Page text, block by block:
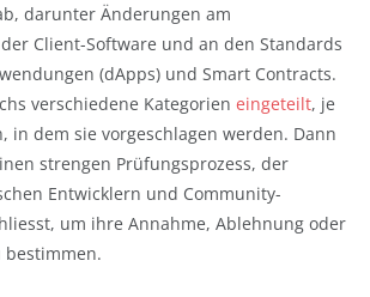
darunter Änderungen am
Client-Software und an den Standards
(dApps) und Smart Contracts.
verschiedene Kategorien eingeteilt, je
in dem sie vorgeschlagen werden. Dann
strengen Prüfungsprozess, der
Entwicklern und Community-
um ihre Annahme, Ablehnung oder
bestimmen.